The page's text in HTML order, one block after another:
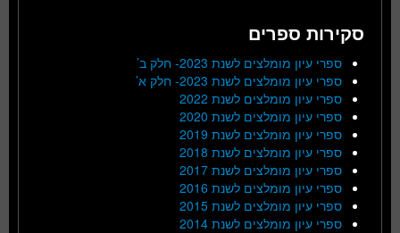
סקירות ספרים
ספרי עיון מומלצים לשנת 2023- חלק ב’
ספרי עיון מומלצים לשנת 2023- חלק א’
ספרי עיון מומלצים לשנת 2022
ספרי עיון מומלצים לשנת 2020
ספרי עיון מומלצים לשנת 2019
ספרי עיון מומלצים לשנת 2018
ספרי עיון מומלצים לשנת 2017
ספרי עיון מומלצים לשנת 2016
ספרי עיון מומלצים לשנת 2015
ספרי עיון מומלצים לשנת 2014